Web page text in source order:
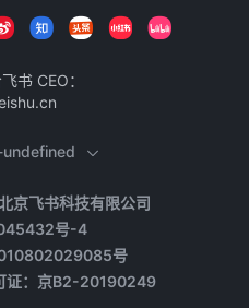
书 CEO：
飞书科技有限公司
号-4
号
证：京B2-20190249
undefined